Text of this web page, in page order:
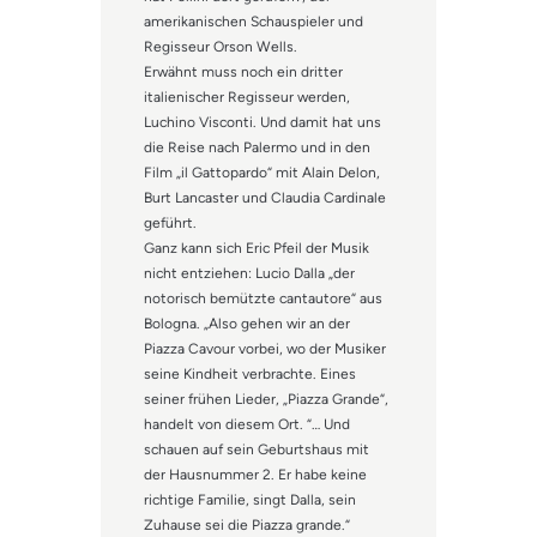
amerikanischen Schauspieler und
Regisseur Orson Wells.
Erwähnt muss noch ein dritter
italienischer Regisseur werden,
Luchino Visconti. Und damit hat uns
die Reise nach Palermo und in den
Film „il Gattopardo“ mit Alain Delon,
Burt Lancaster und Claudia Cardinale
geführt.
Ganz kann sich Eric Pfeil der Musik
nicht entziehen: Lucio Dalla „der
notorisch bemützte cantautore“ aus
Bologna. „Also gehen wir an der
Piazza Cavour vorbei, wo der Musiker
seine Kindheit verbrachte. Eines
seiner frühen Lieder, „Piazza Grande“,
handelt von diesem Ort. “… Und
schauen auf sein Geburtshaus mit
der Hausnummer 2. Er habe keine
richtige Familie, singt Dalla, sein
Zuhause sei die Piazza grande.“